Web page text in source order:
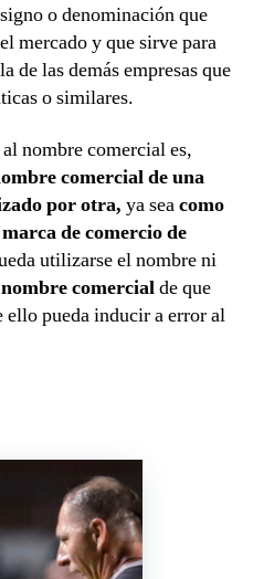
o denominación que
mercado y que sirve para
las demás empresas que
o similares.
nombre comercial es,
comercial de una
por otra, ya seacomo
de comercio de
utilizarse el nombre ni
comercialde que
ello pueda inducir a error al